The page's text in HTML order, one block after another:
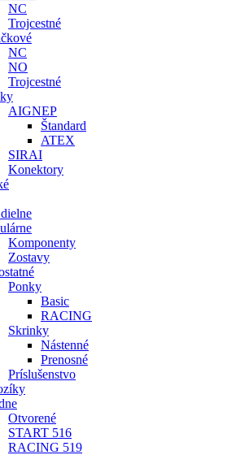
NC
Trojcestné
NC
NO
Trojcestné
AIGNEP
Štandard
ATEX
SIRAI
Konektory
Komponenty
Zostavy
Ponky
Basic
RACING
Skrinky
Nástenné
Prenosné
Príslušenstvo
Otvorené
START 516
RACING 519